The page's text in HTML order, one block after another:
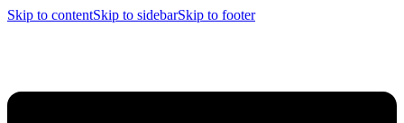
Skip to contentSkip to sidebarSkip to footer